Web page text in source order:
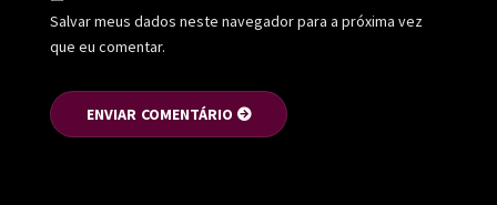
Salvar meus dados neste navegador para a próxima vez
que eu comentar.